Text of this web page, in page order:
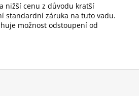
nižší cenu z důvodu kratší
standardní záruka na tuto vadu.
možnost odstoupení od